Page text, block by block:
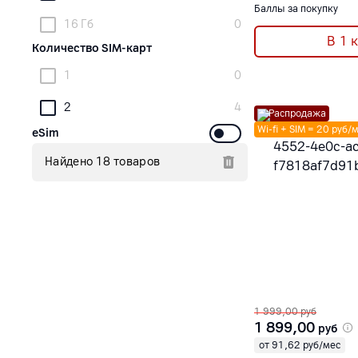
16 Гб
0
Количество SIM-карт
1
0
2
4
eSim
Найдено 18 товаров
Баллы за покупку
В 1
Распродажа
Wi-fi + SIM = 20 руб/
1 999,00 руб
1 899,00 руб
от 91,62 руб/мес